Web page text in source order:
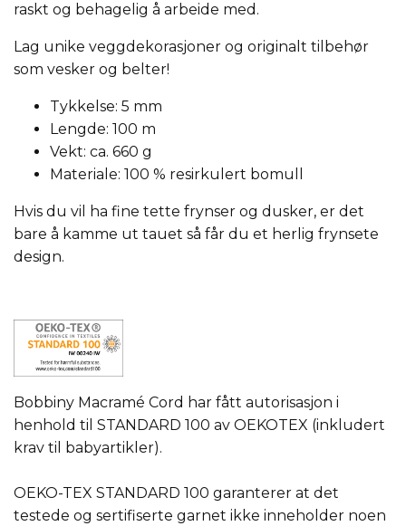
raskt og behagelig å arbeide med.
Lag unike veggdekorasjoner og originalt tilbehør
som vesker og belter!
Tykkelse: 5 mm
Lengde: 100 m
Vekt: ca. 660 g
Materiale: 100 % resirkulert bomull
Hvis du vil ha fine tette frynser og dusker, er det
bare å kamme ut tauet så får du et herlig frynsete
design.
Bobbiny Macramé Cord har fått autorisasjon i
henhold til STANDARD 100 av OEKOTEX (inkludert
krav til babyartikler).
OEKO-TEX STANDARD 100 garanterer at det
testede og sertifiserte garnet ikke inneholder noen